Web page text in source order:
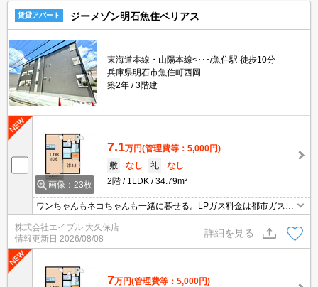
賃貸アパート ジーメゾン明石魚住ベリアス
東海道本線・山陽本線<･･･/魚住駅 徒歩10分
兵庫県明石市魚住町西岡
築2年
3階建
画像：23枚
7.1万円(管理費等：5,000円)
敷
なし 礼
なし
2階
1LDK 34.79m²
ワンちゃんもネコちゃんも一緒に暮せる。LPガス料金は都市ガス準
拠。退去時、ルームクリーニング料金46,200円。退去時、エアコン
洗浄代16,500円。サポートシステム加入要990円/月。
株式会社エイブル 大久保店
情報更新日 2026/08/08
詳細を見る
7万円(管理費等：5,000円)